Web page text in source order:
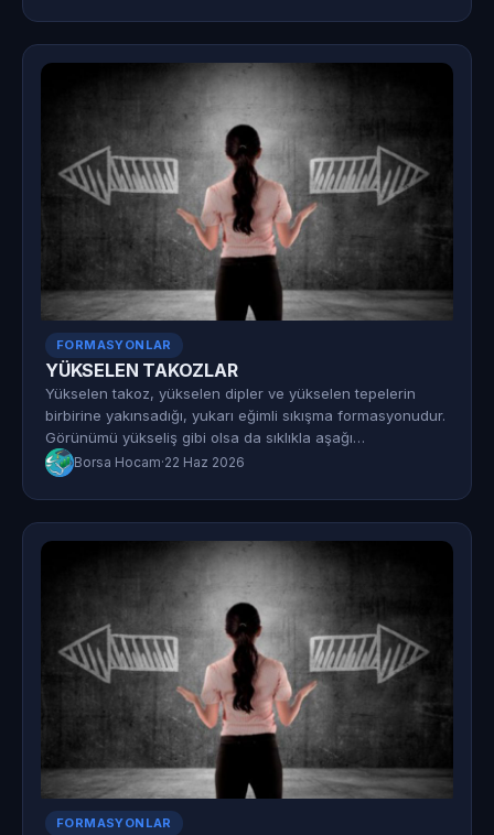
FORMASYONLAR
YÜKSELEN TAKOZLAR
Yükselen takoz, yükselen dipler ve yükselen tepelerin
birbirine yakınsadığı, yukarı eğimli sıkışma formasyonudur.
Görünümü yükseliş gibi olsa da sıklıkla aşağı…
Borsa Hocam·22 Haz 2026
FORMASYONLAR